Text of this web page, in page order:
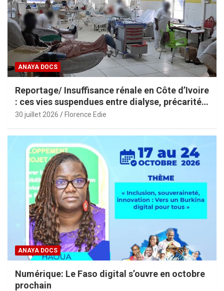
ANAYA DOCS
Reportage/ Insuffisance rénale en Côte d’Ivoire
: ces vies suspendues entre dialyse, précarité
et espoir
30 juillet 2026 Florence Edie
ANAYA DOCS
Numérique: Le Faso digital s’ouvre en octobre
prochain